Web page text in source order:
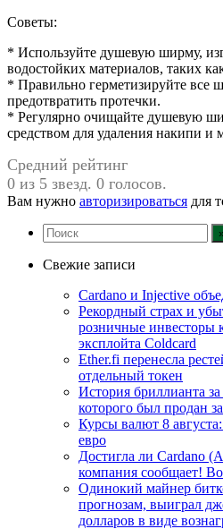
Советы:
* Используйте душевую ширму,
водостойких материалов, таких
* Правильно герметизируйте все
предотвратить протечки.
* Регулярно очищайте душевую
средством для удаления накипи и
Средний рейтинг
0 из 5 звезд. 0 голосов.
Вам нужно авторизироваться для
Свежие записи
Cardano и Injective
Рекордный страх и
розничные инвесторы
эксплойта Coldcard
Ether.fi перенесла
отдельный токен
История бриллианта
которого был продан
Курсы валют 8
евро
Достигла ли Cardano
компания сообщает!
Одинокий майнер
прогнозам, выиграл
долларов в виде